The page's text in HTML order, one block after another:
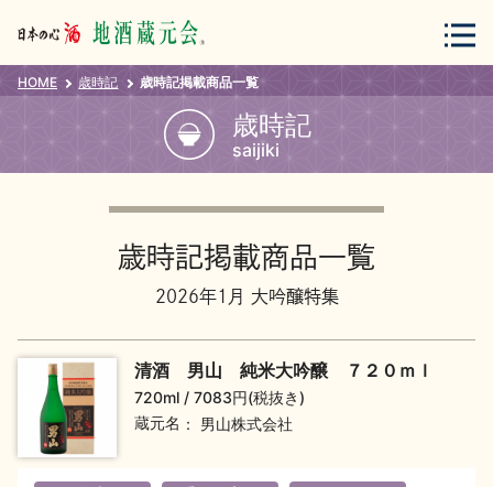
会員登録 ログイン
蔵元紀行 地酒カタログ
HOME 歳時記 歳時記掲載商品一覧
歳時記
saijiki
歳時記掲載商品一覧
2026年1月 大吟醸特集
清酒 男山 純米大吟醸 ７２０ｍｌ
720ml
7083円(税抜き)
蔵元名
男山株式会社